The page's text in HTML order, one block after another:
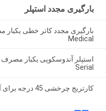
بارگیری مجدد استپلر
Medical
Serial
کارتریج چرخشی 45 درجه برای آندوسکوپی